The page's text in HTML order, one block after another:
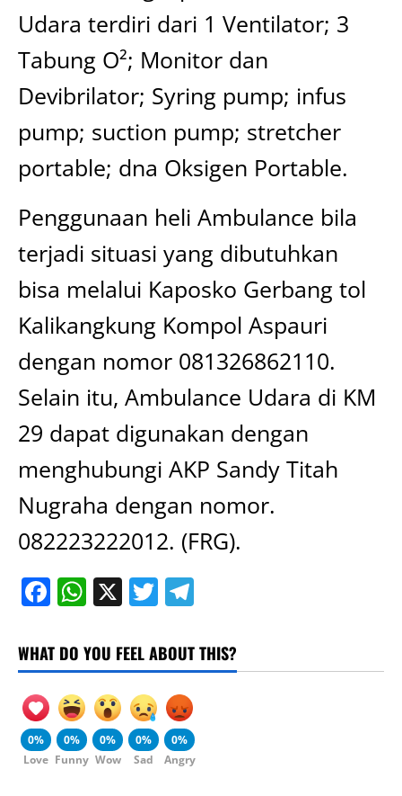
Udara terdiri dari 1 Ventilator; 3
Tabung O²; Monitor dan
Devibrilator; Syring pump; infus
pump; suction pump; stretcher
portable; dna Oksigen Portable.
Penggunaan heli Ambulance bila
terjadi situasi yang dibutuhkan
bisa melalui Kaposko Gerbang tol
Kalikangkung Kompol Aspauri
dengan nomor 081326862110.
Selain itu, Ambulance Udara di KM
29 dapat digunakan dengan
menghubungi AKP Sandy Titah
Nugraha dengan nomor.
082223222012. (FRG).
Facebook
WhatsApp
X Twitter
WHAT DO YOU FEEL ABOUT THIS?
0%
Love
0%
Funny
0%
Wow
0%
Sad
0%
Angry